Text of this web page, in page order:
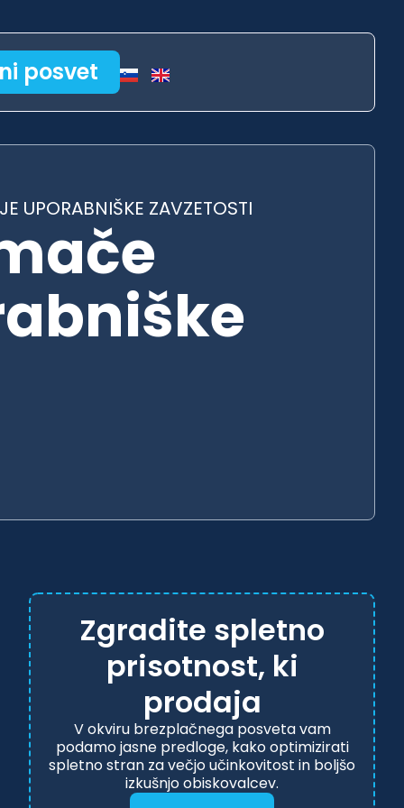
posvet
UPORABNIŠKE ZAVZETOSTI
Zgradite spletno
prisotnost, ki
prodaja
V okviru brezplačnega posveta vam
podamo jasne predloge, kako optimizirati
spletno stran za večjo učinkovitost in boljšo
izkušnjo obiskovalcev.